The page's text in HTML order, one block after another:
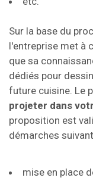
Sur la base du
l'entreprise met à
que sa
dédiés pour
future cuisine. Le
projeter dans
proposition est
démarches
mise en place